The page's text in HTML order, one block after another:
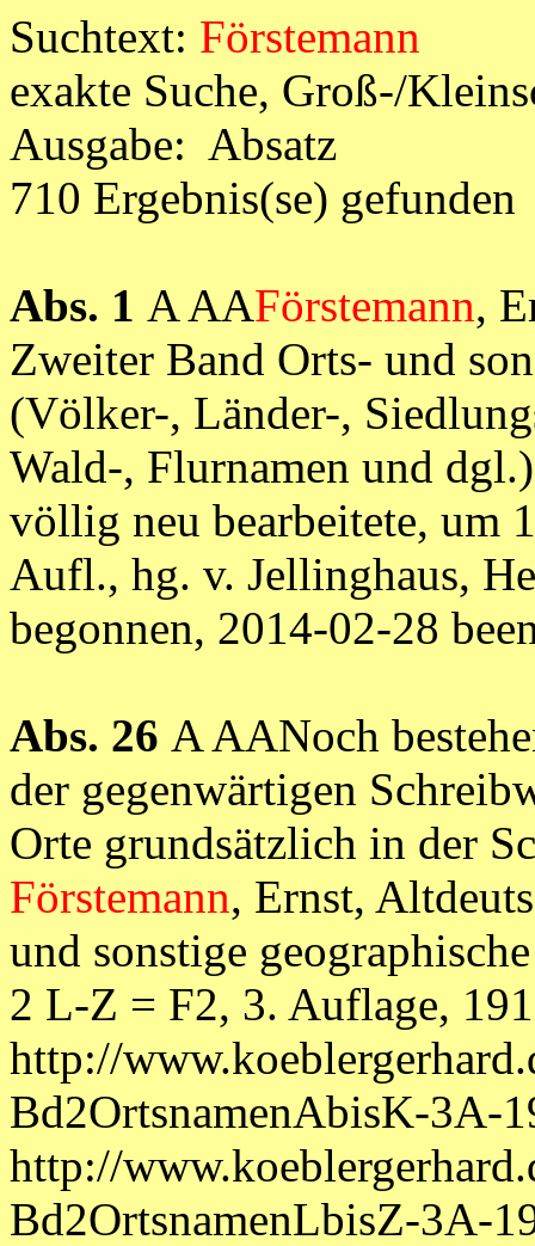
Suchtext: Förstemann
exakte Suche, Groß-/
Ausgabe: Absatz
710 Ergebnis(se) gefunden
Abs. 1 A AAFörstemann,
Zweiter Band Orts- und
(Völker-, Länder-,
Wald-, Flurnamen und
völlig neu bearbeitete, um
Aufl., hg. v. Jellinghaus,
begonnen, 2014-02-28
Abs. 26 A AANoch
der gegenwärtigen
Orte grundsätzlich in der
Förstemann, Ernst,
und sonstige
2 L-Z = F2, 3. Auflage,
http://
Bd2OrtsnamenAbisK-3A-
http://
Bd2OrtsnamenLbisZ-3A-